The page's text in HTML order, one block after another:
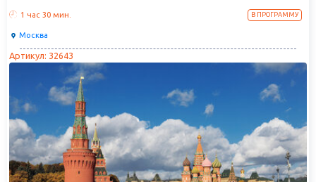
1 час 30 мин. В ПРОГРАММУ
Москва
Артикул: 32643